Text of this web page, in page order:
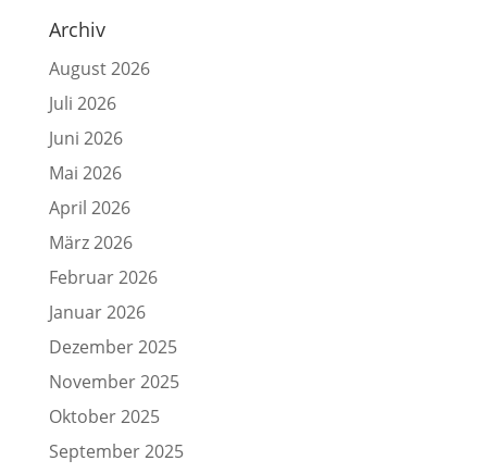
Archiv
August 2026
Juli 2026
Juni 2026
Mai 2026
April 2026
März 2026
Februar 2026
Januar 2026
Dezember 2025
November 2025
Oktober 2025
September 2025